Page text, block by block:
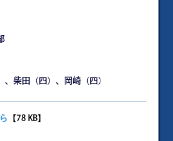
、柴田（四）、岡崎（四）
【78 KB】